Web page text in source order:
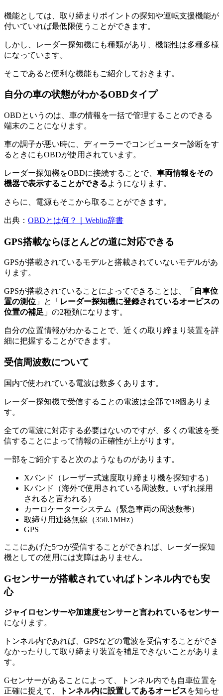
機能としては、取り締まりポイントの探知や運転支援機能が
付いていれば最低限使うことができます。
しかし、レーダー探知機にも種類があり、機能性は多種多様
になっています。
そこであると便利な機能もご紹介しておきます。
自分の車の状態がわかるOBDタイプ
OBDというのは、車の情報を一括で管理することのできる
端末のことになります。
車の調子が悪い時に、ディーラーでコンピューター診断をす
るときにもOBDが使用されています。
レーダー探知機をOBDに接続することで、 車両情報をその
機器で表示することができるようになります。
さらに、電源もそこから取ることができます。
出典： OBDとは何？｜Weblio辞書
GPS搭載ならほとんどの道に対応できる
GPSが搭載されているモデルと搭載されていないモデルがあ
ります。
GPSが搭載されていることによってできることは、「 自車位
置の測位 」と「 レーダー探知機に登録されているオービスの
位置の補足 」の2種類になります。
自分の位置情報がわかることで、近くの取り締まり装置を詳
細に把握することができます。
受信周波数について
国内で使われている電波は数多くあります。
レーダー探知機で受信することの電波は全部で18個ありま
す。
全ての電波に対応する必要はないのですが、多くの電波を受
信することによって情報の正確性が上がります。
一部をご紹介すると次のようなものがあります。
Xバンド（レーザー式速度取り締まり機を探知する）
Kバンド（海外で使用されている周波数。いずれ採用
されると言われる）
カーロケーターシステム（緊急車両の周波数帯）
取締り用連絡無線（350.1MHz）
GPS
ここにあげた5つが受信することができれば、レーダー探知
機としての使用には支障はありません。
Gセンサーが搭載されていればトンネル内でも安
心
ジャイロセンサーや加速度センサーと言われているセンサー
になります。
トンネル内であれば、GPSなどの電波を受信することができ
なかったりして取り締まり装置を補足できないことがありま
す。
Gセンサーがあることによって、トンネル内でも自車位置を
正確に捉えて、
トンネル内に設置してあるオービスを知らせ